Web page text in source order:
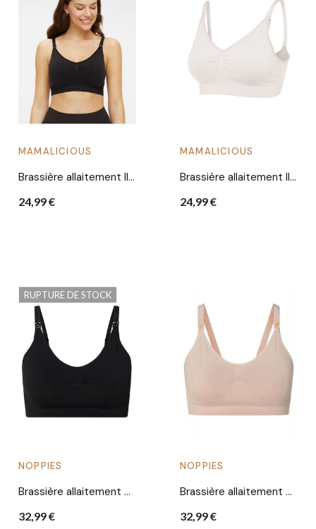
MAMALICIOUS
Brassière allaitement Ilja | Noire
24,99 €
MAMALICIOUS
Brassière allaitement Ilja | Snow white
24,99 €
NOPPIES
Brassière allaitement Hura | Noir
32,99 €
RUPTURE DE STOCK
NOPPIES
Brassière allaitement Hura | Moonlight
32,99 €